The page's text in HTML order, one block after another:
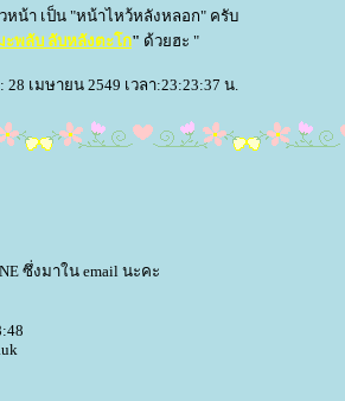
น้า เป็น "หน้าไหว้หลังหลอก" ครับ
พลับ ลับหลังตะโก" ด้วยฮะ "
28 เมษายน 2549 เวลา:23:23:37 น.
ซึ่งมาใน email นะคะ